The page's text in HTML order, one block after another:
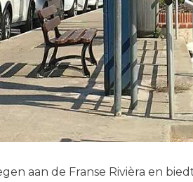
aan de Franse Rivièra en